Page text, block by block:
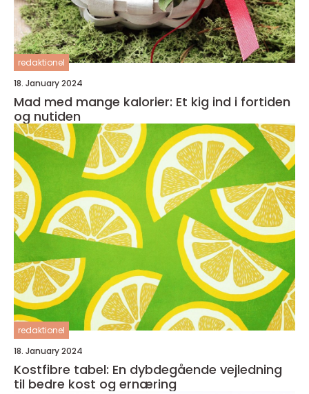
redaktionel
18. January 2024
Mad med mange kalorier: Et kig ind i fortiden
og nutiden
redaktionel
18. January 2024
Kostfibre tabel: En dybdegående vejledning
til bedre kost og ernæring